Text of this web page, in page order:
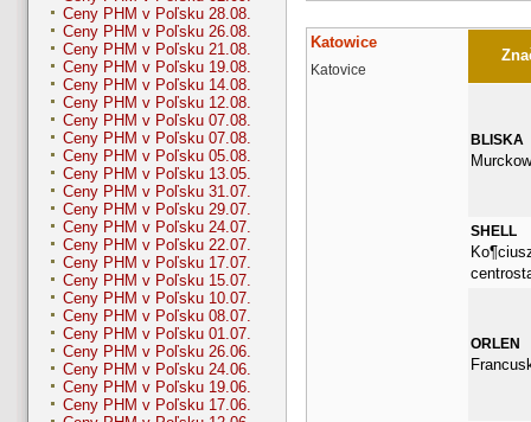
Ceny PHM v Poľsku 28.08.
Ceny PHM v Poľsku 26.08.
Ceny PHM v Poľsku 21.08.
Ceny PHM v Poľsku 19.08.
Ceny PHM v Poľsku 14.08.
Ceny PHM v Poľsku 12.08.
Ceny PHM v Poľsku 07.08.
Ceny PHM v Poľsku 07.08.
Ceny PHM v Poľsku 05.08.
Ceny PHM v Poľsku 13.05.
Ceny PHM v Poľsku 31.07.
Ceny PHM v Poľsku 29.07.
Ceny PHM v Poľsku 24.07.
Ceny PHM v Poľsku 22.07.
Ceny PHM v Poľsku 17.07.
Ceny PHM v Poľsku 15.07.
Ceny PHM v Poľsku 10.07.
Ceny PHM v Poľsku 08.07.
Ceny PHM v Poľsku 01.07.
Ceny PHM v Poľsku 26.06.
Ceny PHM v Poľsku 24.06.
Ceny PHM v Poľsku 19.06.
Ceny PHM v Poľsku 17.06.
Katowice
Katovice
BLISKA
SHELL
ORLEN